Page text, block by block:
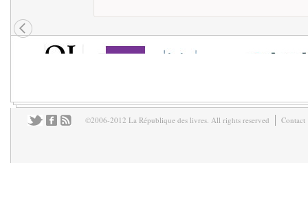
©2006-2012 La République des livres. All rights reserved Contact